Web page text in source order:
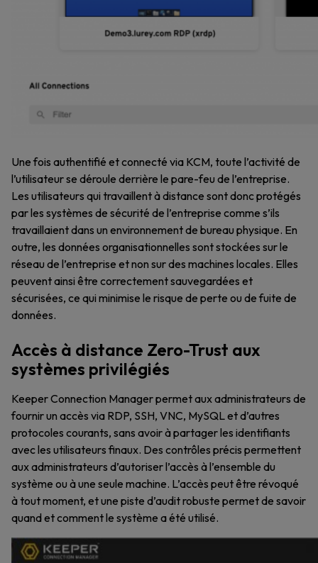
Une fois authentifié et connecté via KCM, toute l’activité de
l’utilisateur se déroule derrière le pare-feu de l’entreprise.
Les utilisateurs qui travaillent à distance sont donc protégés
par les systèmes de sécurité de l’entreprise comme s’ils
travaillaient dans un environnement de bureau physique. En
outre, les données organisationnelles sont stockées sur le
réseau de l’entreprise et non sur des machines locales. Elles
peuvent ainsi être correctement sauvegardées et
sécurisées, ce qui minimise le risque de perte ou de fuite de
données.
Accès à distance Zero-Trust aux
systèmes privilégiés
Keeper Connection Manager permet aux administrateurs de
fournir un accès via RDP, SSH, VNC, MySQL et d’autres
protocoles courants, sans avoir à partager les identifiants
avec les utilisateurs finaux. Des contrôles précis permettent
aux administrateurs d’autoriser l’accès à l’ensemble du
système ou à une seule machine. L’accès peut être révoqué
à tout moment, et une piste d’audit robuste permet de savoir
quand et comment le système a été utilisé.